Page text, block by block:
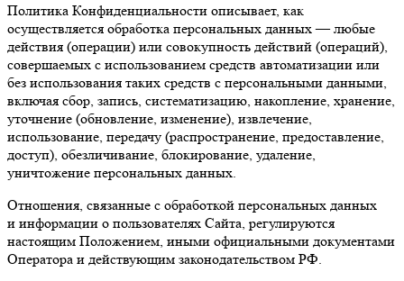
Политика Конфиденциальности описывает, как
осуществляется обработка персональных данных — любые
действия (операции) или совокупность действий (операций),
совершаемых с использованием средств автоматизации или
без использования таких средств с персональными данными,
включая сбор, запись, систематизацию, накопление, хранение,
уточнение (обновление, изменение), извлечение,
использование, передачу (распространение, предоставление,
доступ), обезличивание, блокирование, удаление,
уничтожение персональных данных.
Отношения, связанные с обработкой персональных данных
и информации о пользователях Сайта, регулируются
настоящим Положением, иными официальными документами
Оператора и действующим законодательством РФ.